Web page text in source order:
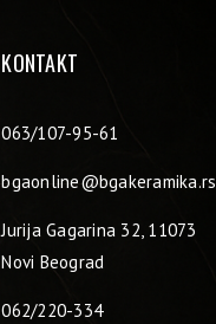
KONTAKT
063/107-95-61
bgaonline@bgakeramika.rs
Jurija Gagarina 32, 11073
Novi Beograd
062/220-334